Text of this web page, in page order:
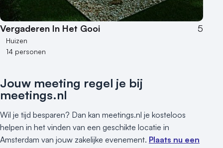
Vergaderen In Het Gooi 5
Huizen
14 personen
Jouw meeting regel je bij
meetings.nl
Wil je tijd besparen? Dan kan meetings.nl je kosteloos
helpen in het vinden van een geschikte locatie in
Amsterdam van jouw zakelijke evenement. Plaats nu een